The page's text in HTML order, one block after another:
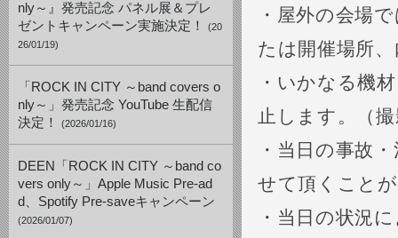
nly～』発売記念 パネル展＆プレ
ゼントキャンペーン実施決定！
(20
26/01/19)
「ROCK IN CITY ～band covers o
nly～」発売記念 YouTube 生配信
決定！
(2026/01/16)
DEEN「ROCK IN CITY ～band co
vers only～」Apple Music Pre-ad
d、Spotify Pre-saveキャンペーン
(2026/01/07)
・屋外の会場
たは開催場所
・いかなる機
止します。（
・当日の事故
せて頂くこと
・当日の状況